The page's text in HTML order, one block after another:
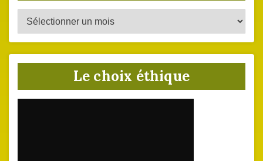
Archives
du
site
Le choix éthique